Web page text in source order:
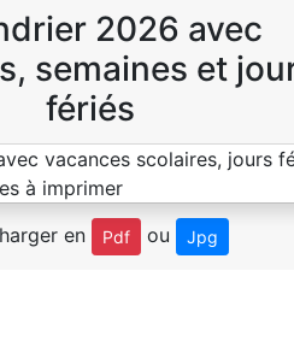
2026 avec
semaines et
fériés
en Pdf ou Jpg